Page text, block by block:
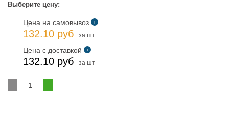
Выберите цену:
Цена на самовывоз i
132.10 руб за шт
Цена с доставкой i
132.10 руб за шт